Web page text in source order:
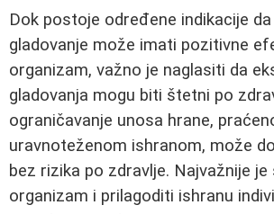
Dok postoje određene indikacije
gladovanje može imati pozitivne
organizam, važno je naglasiti da
gladovanja mogu biti štetni po
ograničavanje unosa hrane,
uravnoteženom ishranom, može
bez rizika po zdravlje. Najvažnije
organizam i prilagoditi ishranu